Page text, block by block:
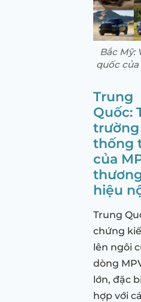
Bắc Mỹ:
quốc của
Trung
Quốc:
trường
thống
của
hiệu
Trung
chứng
lên ngôi
dòng
lớn, đặc
hợp với